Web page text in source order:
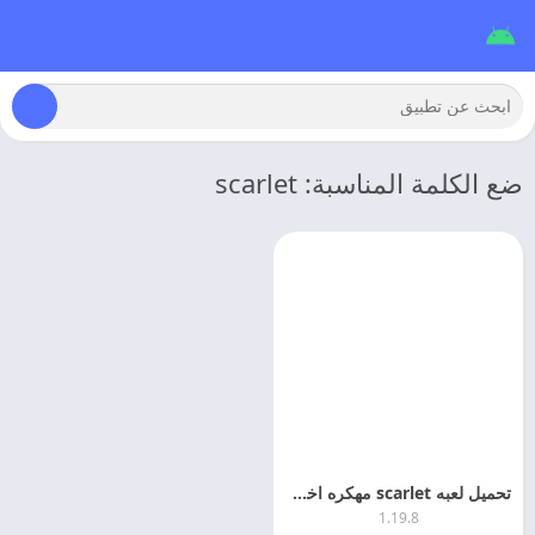
ضع الكلمة المناسبة: scarlet
تحميل لعبه scarlet مهكره اخر اصدار
1.19.8